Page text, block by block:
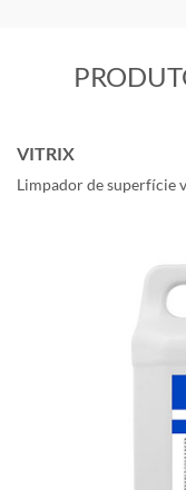
VITRIX
Limpador de superfície